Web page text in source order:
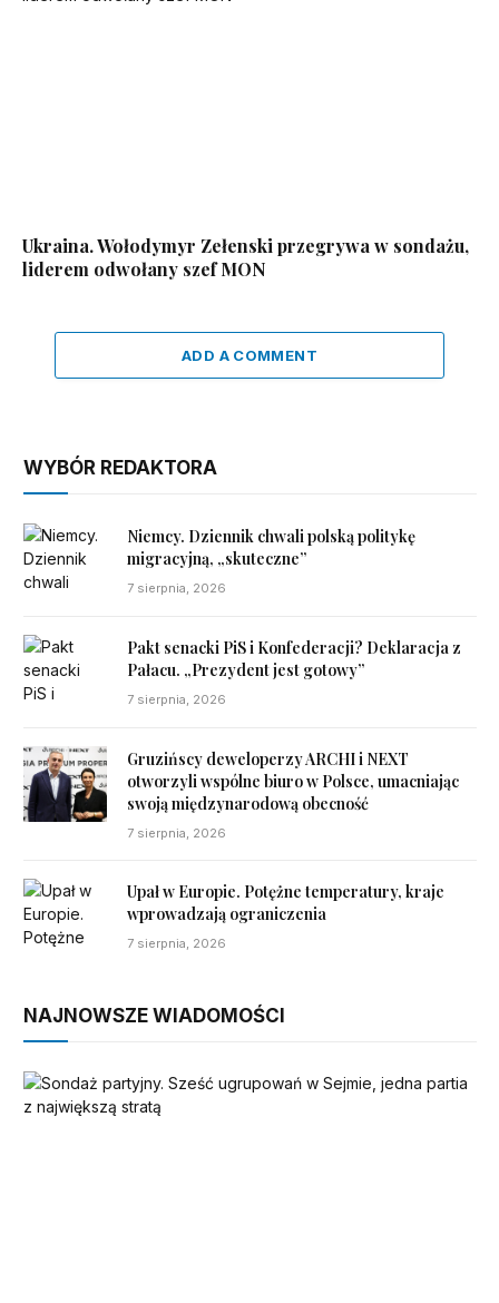
Ukraina. Wołodymyr Zełenski przegrywa w sondażu,
liderem odwołany szef MON
ADD A COMMENT
WYBÓR REDAKTORA
Niemcy. Dziennik chwali polską politykę
migracyjną, „skuteczne”
7 sierpnia, 2026
Pakt senacki PiS i Konfederacji? Deklaracja z
Pałacu. „Prezydent jest gotowy”
7 sierpnia, 2026
Gruzińscy deweloperzy ARCHI i NEXT
otworzyli wspólne biuro w Polsce, umacniając
swoją międzynarodową obecność
7 sierpnia, 2026
Upał w Europie. Potężne temperatury, kraje
wprowadzają ograniczenia
7 sierpnia, 2026
NAJNOWSZE WIADOMOŚCI